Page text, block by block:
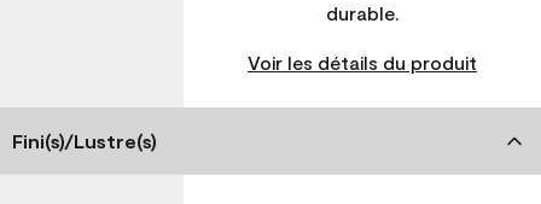
durable.
Voir les détails du produit
Fini(s)/Lustre(s)